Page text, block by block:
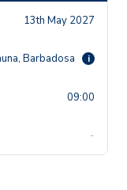
13th May 2027
Barbadosa i
09:00
-